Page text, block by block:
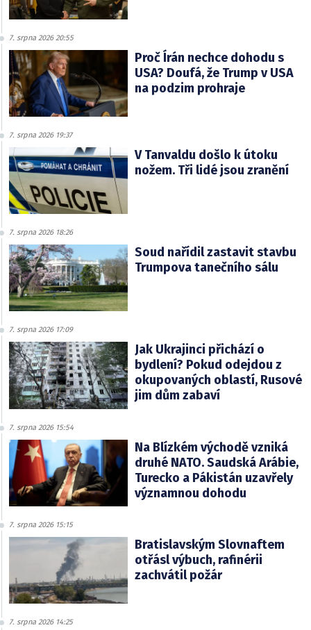
7. srpna 2026 20:55
Proč Írán nechce dohodu s
USA? Doufá, že Trump v USA
na podzim prohraje
7. srpna 2026 19:37
V Tanvaldu došlo k útoku
nožem. Tři lidé jsou zranění
7. srpna 2026 18:26
Soud nařídil zastavit stavbu
Trumpova tanečního sálu
7. srpna 2026 17:09
Jak Ukrajinci přichází o
bydlení? Pokud odejdou z
okupovaných oblastí, Rusové
jim dům zabaví
7. srpna 2026 15:54
Na Blízkém východě vzniká
druhé NATO. Saudská Arábie,
Turecko a Pákistán uzavřely
významnou dohodu
7. srpna 2026 15:15
Bratislavským Slovnaftem
otřásl výbuch, rafinérii
zachvátil požár
7. srpna 2026 14:25